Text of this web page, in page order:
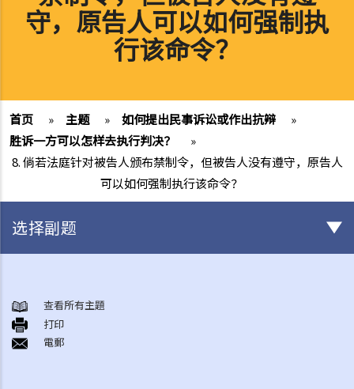
守，原告人可以如何强制执
行该命令？
首页 » 主题 » 如何提出民事诉讼或作出抗辩
»
胜诉一方可以怎样去执行判决？
»
8. 倘若法庭针对被告人颁布禁制令，但被告人没有遵守，原告人
可以如何强制执行该命令？
选择副题
展开民事诉讼前应当考虑的事项
1. 我可以不提出诉讼而解决纠纷吗？
2. 我是否有充分的法律理据去展开民事诉讼？对方又可否在同一案件中
查看所有主題
打印
電郵